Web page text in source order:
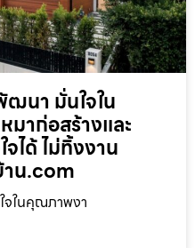
ฒนา มั่นใจใน
าก่อสร้างและ
ได้ ไม่ทิ้งงาน
าน.com
จในคุณภาพงา